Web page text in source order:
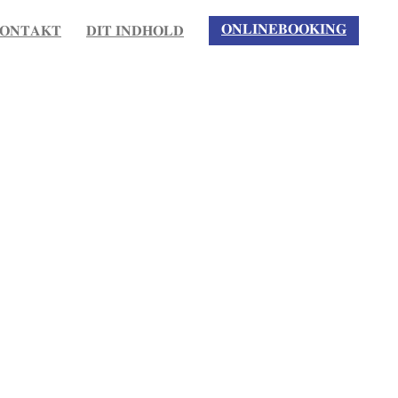
𝐃𝐈𝐓 𝐈𝐍𝐃𝐇𝐎𝐋𝐃 𝐎𝐍𝐋𝐈𝐍𝐄𝐁𝐎𝐎𝐊𝐈𝐍𝐆